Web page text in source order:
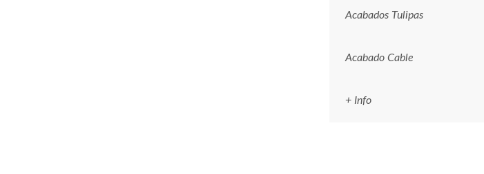
Acabados Tulipas
Acabado Cable
+ Info